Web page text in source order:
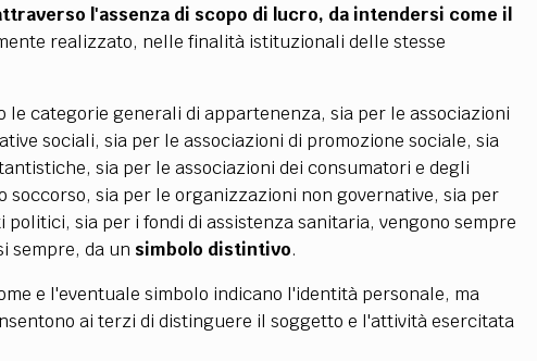
l'assenza di scopo di lucro, da intendersi come il
realizzato, nelle finalità istituzionali delle stesse
le categorie generali di appartenenza, sia per le associazioni
sociali, sia per le associazioni di promozione sociale, sia
sia per le associazioni dei consumatori e degli
soccorso, sia per le organizzazioni non governative, sia per
sia per i fondi di assistenza sanitaria, vengono sempre
sempre, da un simbolo distintivo.
e l'eventuale simbolo indicano l'identità personale, ma
ai terzi di distinguere il soggetto e l'attività esercitata